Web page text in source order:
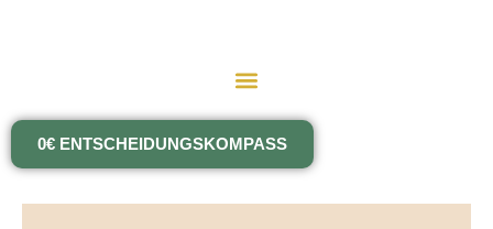
0€ ENTSCHEIDUNGSKOMPASS